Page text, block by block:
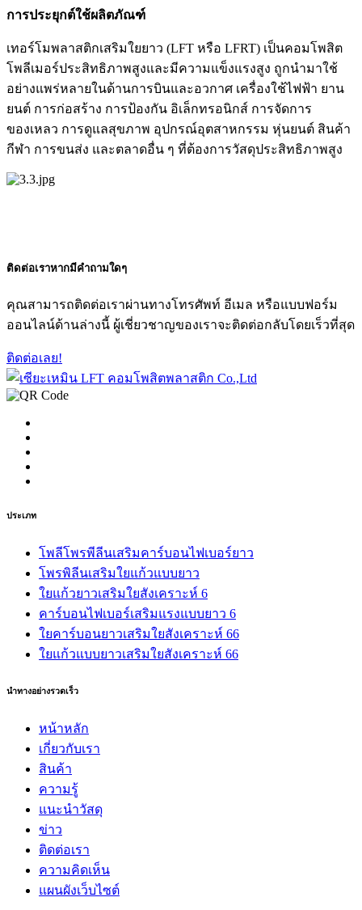
การประยุกต์ใช้ผลิตภัณฑ์
เทอร์โมพลาสติกเสริมใยยาว (LFT หรือ LFRT) เป็นคอมโพสิต
โพลีเมอร์ประสิทธิภาพสูงและมีความแข็งแรงสูง ถูกนำมาใช้
อย่างแพร่หลายในด้านการบินและอวกาศ เครื่องใช้ไฟฟ้า ยาน
ยนต์ การก่อสร้าง การป้องกัน อิเล็กทรอนิกส์ การจัดการ
ของเหลว การดูแลสุขภาพ อุปกรณ์อุตสาหกรรม หุ่นยนต์ สินค้า
กีฬา การขนส่ง และตลาดอื่น ๆ ที่ต้องการวัสดุประสิทธิภาพสูง
ติดต่อเราหากมีคำถามใดๆ
คุณสามารถติดต่อเราผ่านทางโทรศัพท์ อีเมล หรือแบบฟอร์ม
ออนไลน์ด้านล่างนี้ ผู้เชี่ยวชาญของเราจะติดต่อกลับโดยเร็วที่สุด
ติดต่อเลย!
ประเภท
โพลีโพรพีลีนเสริมคาร์บอนไฟเบอร์ยาว
โพรพิลีนเสริมใยแก้วแบบยาว
ใยแก้วยาวเสริมใยสังเคราะห์ 6
คาร์บอนไฟเบอร์เสริมแรงแบบยาว 6
ใยคาร์บอนยาวเสริมใยสังเคราะห์ 66
ใยแก้วแบบยาวเสริมใยสังเคราะห์ 66
นำทางอย่างรวดเร็ว
หน้าหลัก
เกี่ยวกับเรา
สินค้า
ความรู้
แนะนำวัสดุ
ข่าว
ติดต่อเรา
ความคิดเห็น
แผนผังเว็บไซต์